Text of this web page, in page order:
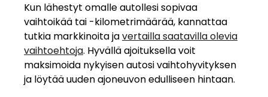
Kun lähestyt omalle autollesi sopivaa
vaihtoikää tai -kilometrimäärää, kannattaa
tutkia markkinoita javertailla saatavilla olevia
vaihtoehtoja. Hyvällä ajoituksella voit
maksimoida nykyisen autosi vaihtohyvityksen
ja löytää uuden ajoneuvon edulliseen hintaan.